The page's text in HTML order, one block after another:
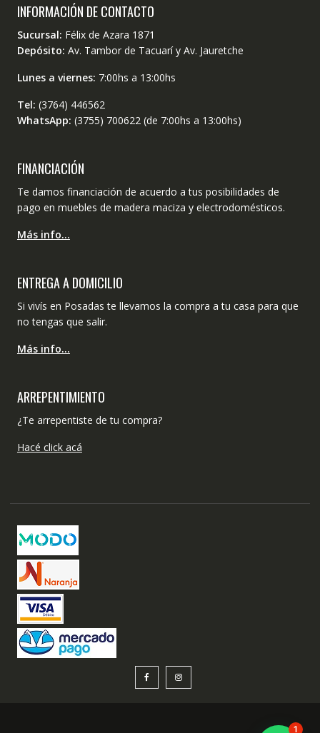
INFORMACIÓN DE CONTACTO
Sucursal: Félix de Azara 1871
Depósito: Av. Tambor de Tacuarí y Av. Jauretche
Lunes a viernes: 7:00hs a 13:00hs
Tel: (3764) 446562
WhatsApp: (3755) 700622 (de 7:00hs a 13:00hs)
FINANCIACIÓN
Te damos financiación de acuerdo a tus posibilidades de
pago en muebles de madera maciza y electrodomésticos.
Más info…
ENTREGA A DOMICILIO
Si vivís en Posadas te llevamos la compra a tu casa para que
no tengas que salir.
Más info…
ARREPENTIMIENTO
¿Te arrepentiste de tu compra?
Hacé click acá
1